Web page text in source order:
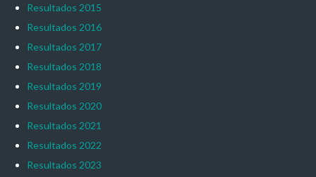
Resultados 2015
Resultados 2016
Resultados 2017
Resultados 2018
Resultados 2019
Resultados 2020
Resultados 2021
Resultados 2022
Resultados 2023